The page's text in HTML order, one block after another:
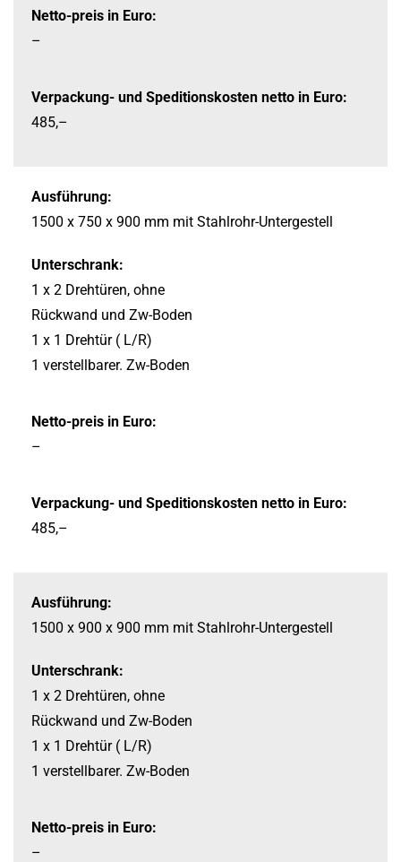
Netto-preis in Euro:
–
Verpackung- und Speditionskosten netto in Euro:
485,–
Ausführung:
1500 x 750 x 900 mm mit Stahlrohr-Untergestell
Unterschrank:
1 x 2 Drehtüren, ohne
Rückwand und Zw-Boden
1 x 1 Drehtür ( L/R)
1 verstellbarer. Zw-Boden
Netto-preis in Euro:
–
Verpackung- und Speditionskosten netto in Euro:
485,–
Ausführung:
1500 x 900 x 900 mm mit Stahlrohr-Untergestell
Unterschrank:
1 x 2 Drehtüren, ohne
Rückwand und Zw-Boden
1 x 1 Drehtür ( L/R)
1 verstellbarer. Zw-Boden
Netto-preis in Euro:
–